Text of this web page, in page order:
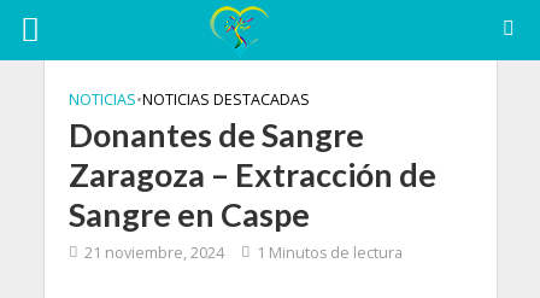
NOTICIAS•NOTICIAS DESTACADAS
Donantes de Sangre
Zaragoza – Extracción de
Sangre en Caspe
21 noviembre, 2024 1 Minutos de lectura